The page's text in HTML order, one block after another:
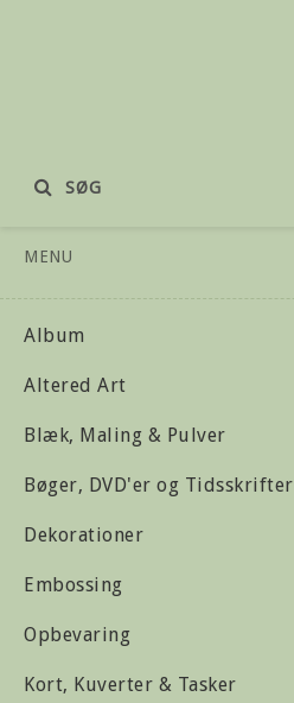
SØG
MENU
Album
Altered Art
Blæk, Maling & Pulver
Bøger, DVD'er og Tidsskrifter
Dekorationer
Embossing
Opbevaring
Kort, Kuverter & Tasker